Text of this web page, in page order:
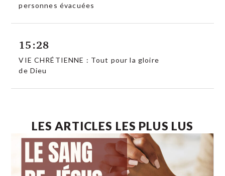
personnes évacuées
15:28
VIE CHRÉTIENNE : Tout pour la gloire
de Dieu
LES ARTICLES LES PLUS LUS